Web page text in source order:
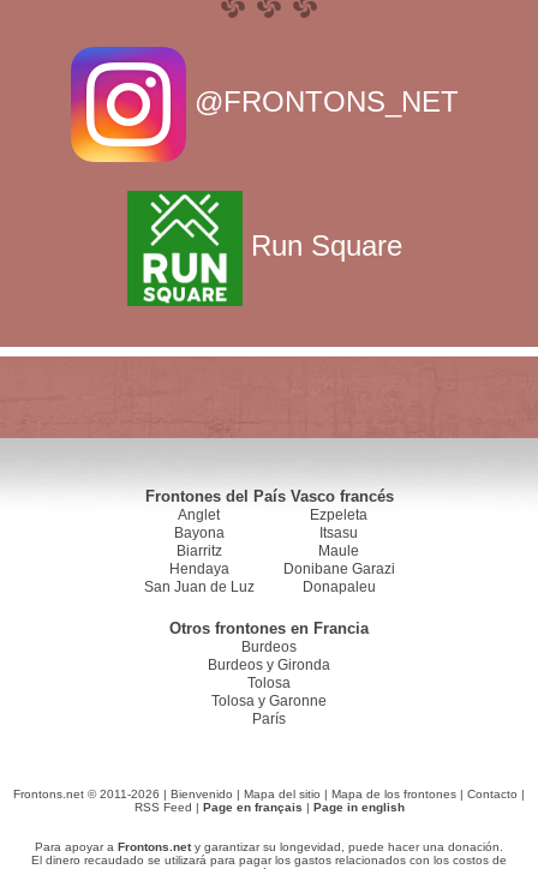
@FRONTONS_NET
Run Square
Frontones del País Vasco francés
Anglet
Bayona
Biarritz
Hendaya
San Juan de Luz
Ezpeleta
Itsasu
Maule
Donibane Garazi
Donapaleu
Otros frontones en Francia
Burdeos
Burdeos y Gironda
Tolosa
Tolosa y Garonne
París
Frontons.net © 2011-2026 | Bienvenido | Mapa del sitio | Mapa de los frontones | Contacto |
RSS Feed | Page en français | Page in english
Para apoyar a Frontons.nety garantizar su longevidad, puede hacer una donación.
El dinero recaudado se utilizará para pagar los gastos relacionados con los costos de